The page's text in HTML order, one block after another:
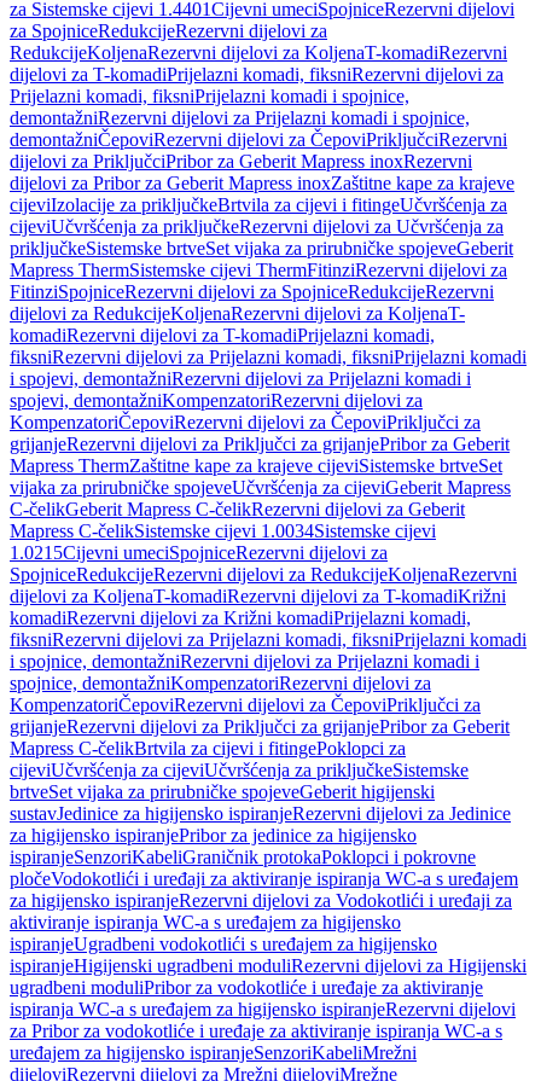
za Sistemske cijevi 1.4401Cijevni umeciSpojniceRezervni dijelovi
za SpojniceRedukcijeRezervni dijelovi za
RedukcijeKoljenaRezervni dijelovi za KoljenaT-komadiRezervni
dijelovi za T-komadiPrijelazni komadi, fiksniRezervni dijelovi za
Prijelazni komadi, fiksniPrijelazni komadi i spojnice,
demontažniRezervni dijelovi za Prijelazni komadi i spojnice,
demontažniČepoviRezervni dijelovi za ČepoviPriključciRezervni
dijelovi za PriključciPribor za Geberit Mapress inoxRezervni
dijelovi za Pribor za Geberit Mapress inoxZaštitne kape za krajeve
cijeviIzolacije za priključkeBrtvila za cijevi i fitingeUčvršćenja za
cijeviUčvršćenja za priključkeRezervni dijelovi za Učvršćenja za
priključkeSistemske brtveSet vijaka za prirubničke spojeveGeberit
Mapress ThermSistemske cijevi ThermFitinziRezervni dijelovi za
FitinziSpojniceRezervni dijelovi za SpojniceRedukcijeRezervni
dijelovi za RedukcijeKoljenaRezervni dijelovi za KoljenaT-
komadiRezervni dijelovi za T-komadiPrijelazni komadi,
fiksniRezervni dijelovi za Prijelazni komadi, fiksniPrijelazni komadi
i spojevi, demontažniRezervni dijelovi za Prijelazni komadi i
spojevi, demontažniKompenzatoriRezervni dijelovi za
KompenzatoriČepoviRezervni dijelovi za ČepoviPriključci za
grijanjeRezervni dijelovi za Priključci za grijanjePribor za Geberit
Mapress ThermZaštitne kape za krajeve cijeviSistemske brtveSet
vijaka za prirubničke spojeveUčvršćenja za cijeviGeberit Mapress
C-čelikGeberit Mapress C-čelikRezervni dijelovi za Geberit
Mapress C-čelikSistemske cijevi 1.0034Sistemske cijevi
1.0215Cijevni umeciSpojniceRezervni dijelovi za
SpojniceRedukcijeRezervni dijelovi za RedukcijeKoljenaRezervni
dijelovi za KoljenaT-komadiRezervni dijelovi za T-komadiKrižni
komadiRezervni dijelovi za Križni komadiPrijelazni komadi,
fiksniRezervni dijelovi za Prijelazni komadi, fiksniPrijelazni komadi
i spojnice, demontažniRezervni dijelovi za Prijelazni komadi i
spojnice, demontažniKompenzatoriRezervni dijelovi za
KompenzatoriČepoviRezervni dijelovi za ČepoviPriključci za
grijanjeRezervni dijelovi za Priključci za grijanjePribor za Geberit
Mapress C-čelikBrtvila za cijevi i fitingePoklopci za
cijeviUčvršćenja za cijeviUčvršćenja za priključkeSistemske
brtveSet vijaka za prirubničke spojeveGeberit higijenski
sustavJedinice za higijensko ispiranjeRezervni dijelovi za Jedinice
za higijensko ispiranjePribor za jedinice za higijensko
ispiranjeSenzoriKabeliGraničnik protokaPoklopci i pokrovne
pločeVodokotlići i uređaji za aktiviranje ispiranja WC-a s uređajem
za higijensko ispiranjeRezervni dijelovi za Vodokotlići i uređaji za
aktiviranje ispiranja WC-a s uređajem za higijensko
ispiranjeUgradbeni vodokotlići s uređajem za higijensko
ispiranjeHigijenski ugradbeni moduliRezervni dijelovi za Higijenski
ugradbeni moduliPribor za vodokotliće i uređaje za aktiviranje
ispiranja WC-a s uređajem za higijensko ispiranjeRezervni dijelovi
za Pribor za vodokotliće i uređaje za aktiviranje ispiranja WC-a s
uređajem za higijensko ispiranjeSenzoriKabeliMrežni
dijeloviRezervni dijelovi za Mrežni dijeloviMrežne